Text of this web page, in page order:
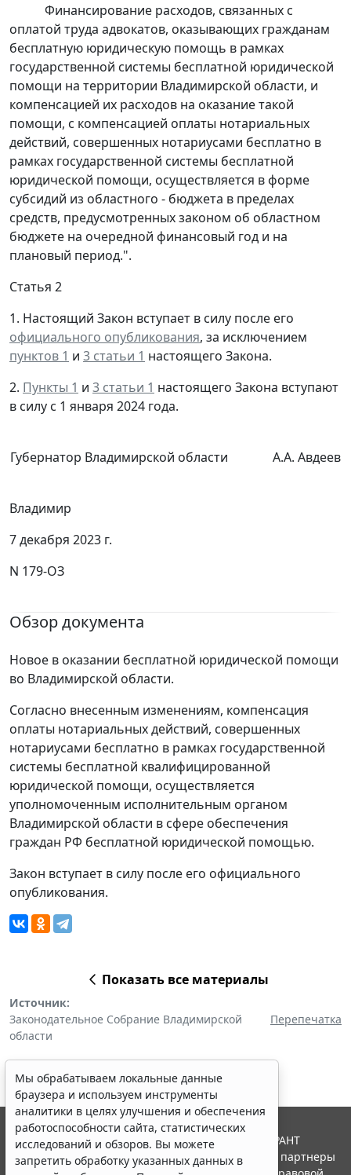
Финансирование расходов, связанных с
оплатой труда адвокатов, оказывающих гражданам
бесплатную юридическую помощь в рамках
государственной системы бесплатной юридической
помощи на территории Владимирской области, и
компенсацией их расходов на оказание такой
помощи, с компенсацией оплаты нотариальных
действий, совершенных нотариусами бесплатно в
рамках государственной системы бесплатной
юридической помощи, осуществляется в форме
субсидий из областного - бюджета в пределах
средств, предусмотренных законом об областном
бюджете на очередной финансовый год и на
плановый период.".
Статья 2
1. Настоящий Закон вступает в силу после его
официального опубликования, за исключением
пунктов 1 и 3 статьи 1 настоящего Закона.
2. Пункты 1 и 3 статьи 1 настоящего Закона вступают
в силу с 1 января 2024 года.
Губернатор Владимирской области А.А. Авдеев
Владимир
7 декабря 2023 г.
N 179-ОЗ
Обзор документа
Новое в оказании бесплатной юридической помощи
во Владимирской области.
Согласно внесенным изменениям, компенсация
оплаты нотариальных действий, совершенных
нотариусами бесплатно в рамках государственной
системы бесплатной квалифицированной
юридической помощи, осуществляется
уполномоченным исполнительным органом
Владимирской области в сфере обеспечения
граждан РФ бесплатной юридической помощью.
Закон вступает в силу после его официального
опубликования.
Показать все материалы
Источник:
Законодательное Собрание Владимирской
области
Перепечатка
Мы обрабатываем локальные данные
браузера и используем инструменты
аналитики в целях улучшения и обеспечения
работоспособности сайта, статистических
исследований и обзоров. Вы можете
запретить обработку указанных данных в
© ООО "НПП "ГАРАНТ-СЕРВИС", 2026. Система ГАРАНТ
выпускается с 1990 года. Компания "Гарант" и ее партнеры